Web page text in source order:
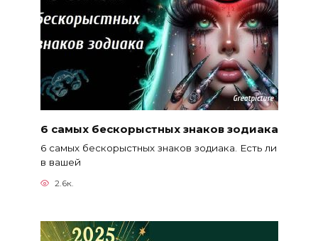
6 самых бескорыстных знаков зодиака
6 самых бескорыстных знаков зодиака. Есть ли
в вашей
2.6к.